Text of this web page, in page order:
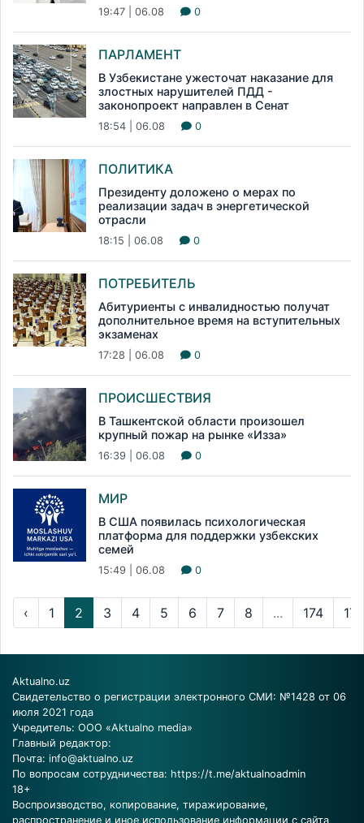
19:47 | 06.08 0
ПАРЛАМЕНТ
В Узбекистане ужесточат наказание для
злостных нарушителей ПДД -
законопроект направлен в Сенат
18:54 | 06.08 0
ПОЛИТИКА
Президенту доложено о мерах по
реализации задач в энергетической
отрасли
18:15 | 06.08 0
ПОТРЕБИТЕЛЬ
Абитуриенты с инвалидностью получат
дополнительное время на вступительных
экзаменах
17:28 | 06.08 0
ПРОИСШЕСТВИЯ
В Ташкентской области произошел
крупный пожар на рынке «Изза»
16:39 | 06.08 0
МИР
В США появилась психологическая
платформа для поддержки узбекских
семей
15:49 | 06.08 0
‹ 1 2 3 4 5 6 7 8 ... 174 175
Aktualno.uz
Свидетельство о регистрации электронного СМИ: №1428 от 06
июля 2021 года
Учредитель: ООО «Aktualno media»
Главный редактор:
Почта: info@aktualno.uz
По вопросам сотрудничества: https://t.me/aktualnoadmin
18+
Воспроизводство, копирование, тиражирование,
распространение и иное использование информации с сайта